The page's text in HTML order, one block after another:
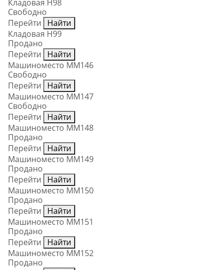
Кладовая Н98
Свободно
Перейти
Найти
Кладовая Н99
Продано
Перейти
Найти
Машиноместо ММ146
Свободно
Перейти
Найти
Машиноместо ММ147
Свободно
Перейти
Найти
Машиноместо ММ148
Продано
Перейти
Найти
Машиноместо ММ149
Продано
Перейти
Найти
Машиноместо ММ150
Продано
Перейти
Найти
Машиноместо ММ151
Продано
Перейти
Найти
Машиноместо ММ152
Продано